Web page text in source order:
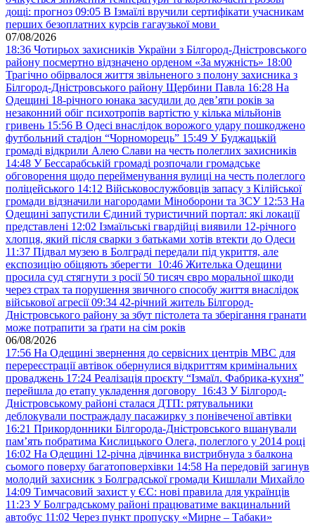
дощі: прогноз 09:05 В Ізмаїлі вручили сертифікати учасникам
перших безоплатних курсів гагаузької мови
07/08/2026
18:36 Чотирьох захисників України з Білгород-Дністровського
району посмертно відзначено орденом «За мужність» 18:00
Трагічно обірвалося життя звільненого з полону захисника з
Білгород-Дністровського району Щербини Павла 16:28 На
Одещині 18-річного юнака засудили до дев’яти років за
незаконний обіг психотропів вартістю у кілька мільйонів
гривень 15:56 В Одесі внаслідок ворожого удару пошкоджено
футбольний стадіон “Чорноморець” 15:49 У Буджацькій
громаді відкрили Алею Слави на честь полеглих захисників
14:48 У Бессарабській громаді розпочали громадське
обговорення щодо перейменування вулиці на честь полеглого
поліцейського 14:12 Військовослужбовців запасу з Кілійської
громади відзначили нагородами Міноборони та ЗСУ 12:53 На
Одещині запустили Єдиний туристичний портал: які локації
представлені 12:02 Ізмаїльські гвардійці виявили 12-річного
хлопця, який після сварки з батьками хотів втекти до Одеси
11:37 Підвал музею в Болграді передали під укриття, але
експозицію обіцяють зберегти 10:46 Жителька Одещини
просила суд стягнути з росії 50 тисяч євро моральної шкоди
через страх та порушення звичного способу життя внаслідок
військової агресії 09:34 42-річний житель Білгород-
Дністровського району за збут пістолета та зберігання гранати
може потрапити за ґрати на сім років
06/08/2026
17:56 На Одещині звернення до сервісних центрів МВС для
перереєстрації автівок обернулися відкриттям кримінальних
проваджень 17:24 Реалізація проєкту “Ізмаїл. Фабрика-кухня”
перейшла до етапу укладення договору 16:43 У Білгород-
Дністровському районі сталася ДТП: рятувальники
деблокували постраждалу пасажирку з понівеченої автівки
16:21 Прикордонники Білгорода-Дністровського вшанували
пам’ять побратима Кислицького Олега, полеглого у 2014 році
16:02 На Одещині 12-річна дівчинка вистрибнула з балкона
сьомого поверху багатоповерхівки 14:58 На передовій загинув
молодий захисник з Болградської громади Кишлали Михайло
14:09 Тимчасовий захист у ЄС: нові правила для українців
11:23 У Болградському районі працюватиме вакцинальний
автобус 11:02 Через пункт пропуску «Мирне – Табаки»